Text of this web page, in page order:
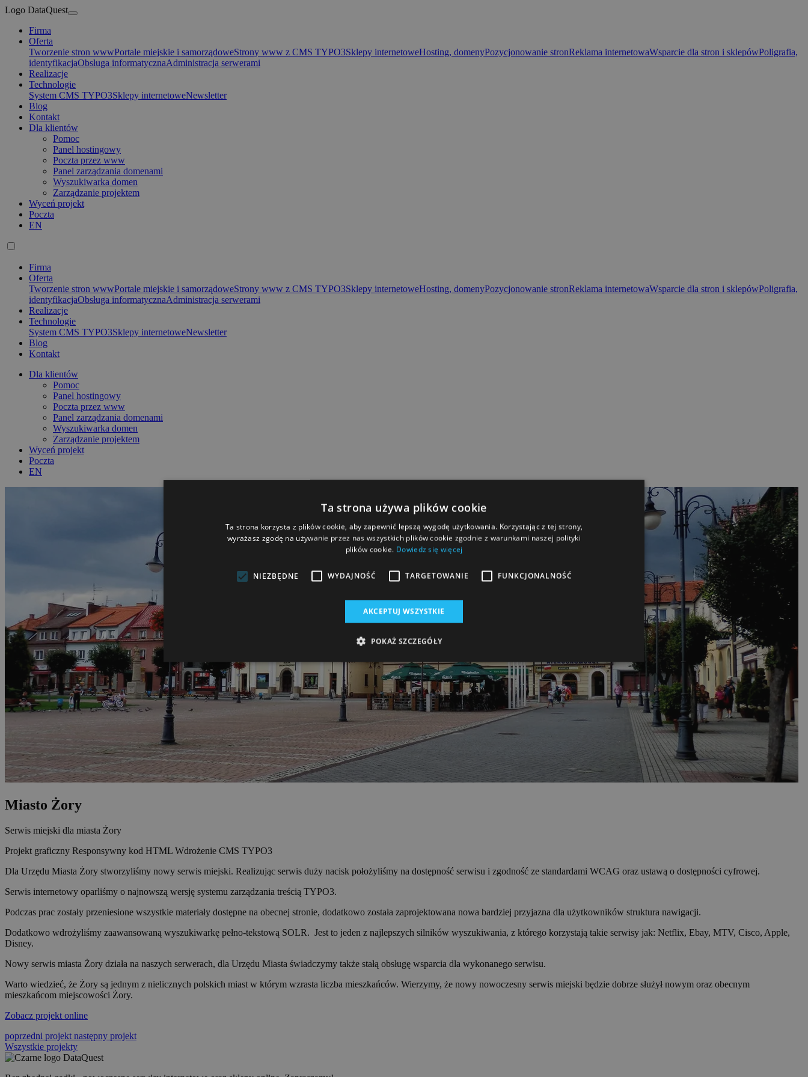
Logo DataQuest
Firma
Oferta
Tworzenie stron wwwPortale miejskie i samorządoweStrony www z CMS TYPO3Sklepy internetoweHosting, domenyPozycjonowanie stronReklama internetowaWsparcie dla stron i sklepówPoligrafia,
identyfikacjaObsługa informatycznaAdministracja serwerami
Realizacje
Technologie
System CMS TYPO3Sklepy internetoweNewsletter
Blog
Kontakt
Dla klientów
Pomoc
Panel hostingowy
Poczta przez www
Panel zarządzania domenami
Wyszukiwarka domen
Zarządzanie projektem
Wyceń projekt
Poczta
EN
Firma
Oferta
Tworzenie stron wwwPortale miejskie i samorządoweStrony www z CMS TYPO3Sklepy internetoweHosting, domenyPozycjonowanie stronReklama internetowaWsparcie dla stron i sklepówPoligrafia,
identyfikacjaObsługa informatycznaAdministracja serwerami
Realizacje
Technologie
System CMS TYPO3Sklepy internetoweNewsletter
Blog
Kontakt
Dla klientów
Pomoc
Panel hostingowy
Poczta przez www
Panel zarządzania domenami
Wyszukiwarka domen
Zarządzanie projektem
Wyceń projekt
Poczta
EN
Miasto Żory
Serwis miejski dla miasta Żory
Projekt graficzny Responsywny kod HTML Wdrożenie CMS TYPO3
Dla Urzędu Miasta Żory stworzyliśmy nowy serwis miejski. Realizując serwis duży nacisk położyliśmy na dostępność serwisu i zgodność ze standardami WCAG oraz ustawą o dostępności cyfrowej.
Serwis internetowy oparliśmy o najnowszą wersję systemu zarządzania treścią TYPO3.
Podczas prac zostały przeniesione wszystkie materiały dostępne na obecnej stronie, dodatkowo została zaprojektowana nowa bardziej przyjazna dla użytkowników struktura nawigacji.
Dodatkowo wdrożyliśmy zaawansowaną wyszukiwarkę pełno-tekstową SOLR. Jest to jeden z najlepszych silników wyszukiwania, z którego korzystają takie serwisy jak: Netflix, Ebay, MTV, Cisco, Apple,
Disney.
Nowy serwis miasta Żory działa na naszych serwerach, dla Urzędu Miasta świadczymy także stałą obsługę wsparcia dla wykonanego serwisu.
Warto wiedzieć, że Żory są jednym z nielicznych polskich miast w którym wzrasta liczba mieszkańców. Wierzymy, że nowy nowoczesny serwis miejski będzie dobrze służył nowym oraz obecnym
mieszkańcom miejscowości Żory.
Zobacz projekt online
poprzedni projekt następny projekt
Wszystkie projekty
Ta strona używa plików cookie
Ta strona korzysta z plików cookie, aby zapewnić lepszą wygodę użytkowania. Korzystając z tej strony,
wyrażasz zgodę na używanie przez nas wszystkich plików cookie zgodnie z warunkami naszej polityki
plików cookie. Dowiedz się więcej
NIEZBĘDNE WYDAJNOŚĆ TARGETOWANIE FUNKCJONALNOŚĆ
AKCEPTUJ WSZYSTKIE
POKAŻ SZCZEGÓŁY